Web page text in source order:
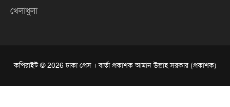
খেলাধুলা
কপিরাইট © 2026 ঢাকা প্রেস । বার্তা প্রকাশক আমান উল্লাহ সরকার (প্রকাশক)